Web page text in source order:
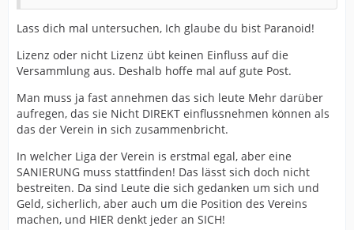
Lass dich mal untersuchen, Ich glaube du bist Paranoid!
Lizenz oder nicht Lizenz übt keinen Einfluss auf die
Versammlung aus. Deshalb hoffe mal auf gute Post.
Man muss ja fast annehmen das sich leute Mehr darüber
aufregen, das sie Nicht DIREKT einflussnehmen können als
das der Verein in sich zusammenbricht.
In welcher Liga der Verein is erstmal egal, aber eine
SANIERUNG muss stattfinden! Das lässt sich doch nicht
bestreiten. Da sind Leute die sich gedanken um sich und
Geld, sicherlich, aber auch um die Position des Vereins
machen, und HIER denkt jeder an SICH!